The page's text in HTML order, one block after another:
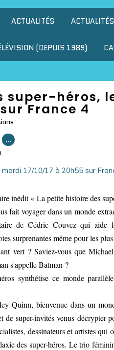
ACTUALITÉS ACTUALITÉS
(DEPUIS 1989)
super-héros,
France 4
…
inédit « La petite histoire des
fait voyager dans un monde
de Cédric Couvez qui aide
surprenantes même pour les
vert ? Saviez-vous que
s'appelle Batman ?
synthétise ce monde
Quinn, bienvenue dans un
de super-invités venus décrypter
dessinateurs et artistes qui
des super-héros. Le trio